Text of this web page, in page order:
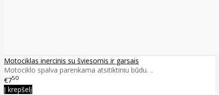
Motociklas inercinis su šviesomis ir garsais
Motociklo spalva parenkama atsitiktiniu būdu. ..
€750
Į krepšelį